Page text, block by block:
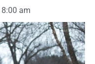
8:00 am